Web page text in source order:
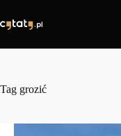
treści
Tag grozić